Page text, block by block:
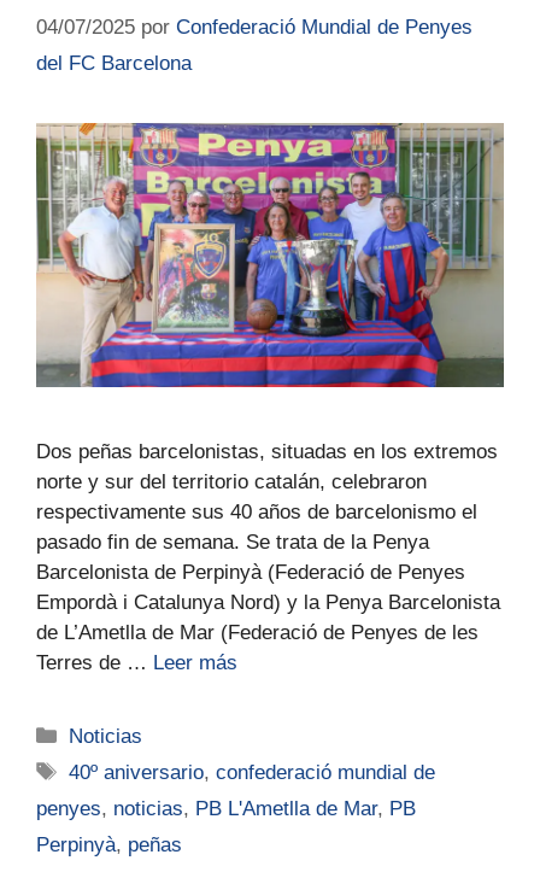
04/07/2025 por Confederació Mundial de Penyes
del FC Barcelona
Dos peñas barcelonistas, situadas en los extremos
norte y sur del territorio catalán, celebraron
respectivamente sus 40 años de barcelonismo el
pasado fin de semana. Se trata de la Penya
Barcelonista de Perpinyà (Federació de Penyes
Empordà i Catalunya Nord) y la Penya Barcelonista
de L’Ametlla de Mar (Federació de Penyes de les
Terres de … Leer más
Noticias
40º aniversario,confederació mundial de
penyes, noticias, PB L'Ametlla de Mar, PB
Perpinyà, peñas